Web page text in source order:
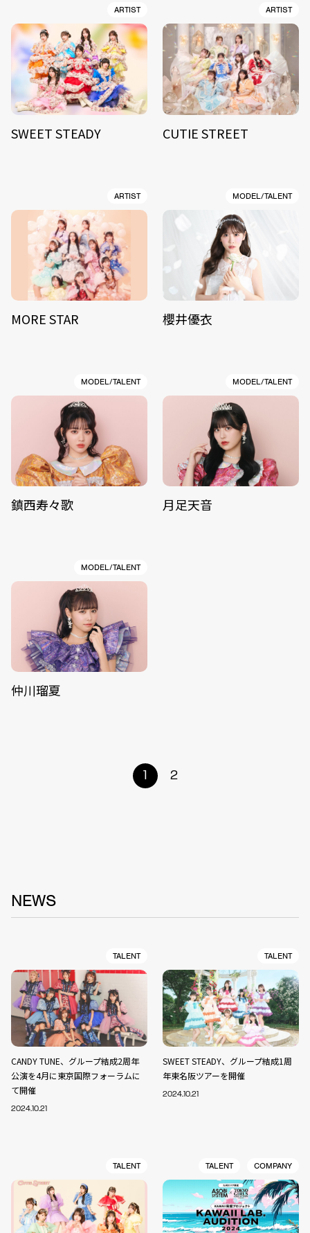
ARTIST
SWEET STEADY
ARTIST
CUTIE STREET
ARTIST
MORE STAR
MODEL/TALENT
櫻井優衣
MODEL/TALENT
鎮西寿々歌
MODEL/TALENT
月足天音
MODEL/TALENT
仲川瑠夏
1 2
NEWS
TALENT
CANDY TUNE、グループ結成2周年
公演を4月に東京国際フォーラムに
て開催
2024.10.21
TALENT
SWEET STEADY、グループ結成1周
年東名阪ツアーを開催
2024.10.21
TALENT TALENT COMPANY